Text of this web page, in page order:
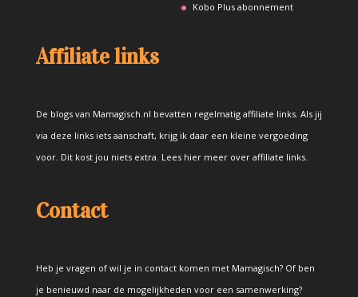
Kobo Plus abonnement
Affiliate links
De blogs van Mamagisch.nl bevatten regelmatig affiliate links. Als jij
via deze links iets aanschaft, krijg ik daar een kleine vergoeding
voor. Dit kost jou niets extra. Lees hier meer over affiliate links.
Contact
Heb je vragen of wil je in contact komen met Mamagisch? Of ben
je benieuwd naar de mogelijkheden voor een samenwerking?